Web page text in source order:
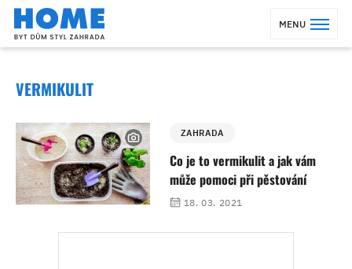
MENU
VERMIKULIT
ZAHRADA
Co je to vermikulit a jak vám
může pomoci při pěstování
18. 03. 2021